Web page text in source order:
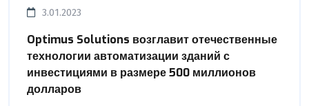
3.01.2023
Optimus Solutions возглавит отечественные
технологии автоматизации зданий с
инвестициями в размере 500 миллионов
долларов